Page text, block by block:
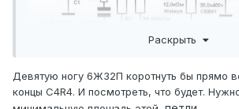
Раскрыть
Девятую ногу 6Ж32П коротнуть бы прямо
концы C4R4. И посмотреть, что будет.